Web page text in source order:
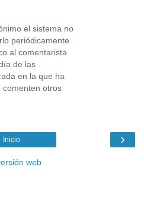
el sistema no
periódicamente
al comentarista
de las
en la que ha
comenten otros
›
Inicio
web